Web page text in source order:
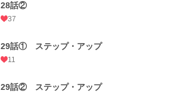
28話②
37
29話① ステップ・アップ
11
29話② ステップ・アップ